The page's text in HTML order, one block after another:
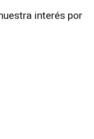
interés por